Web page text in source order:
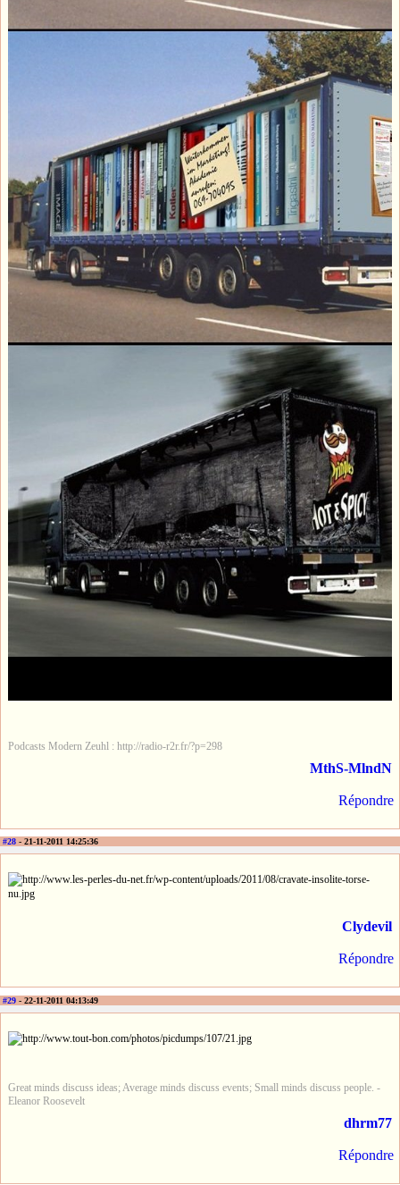
Podcasts Modern Zeuhl : http://radio-r2r.fr/?p=298
MthS-MlndN
Répondre
#28 - 21-11-2011 14:25:36
Clydevil
Répondre
#29 - 22-11-2011 04:13:49
Great minds discuss ideas; Average minds discuss events; Small minds discuss people. -
Eleanor Roosevelt
dhrm77
Répondre